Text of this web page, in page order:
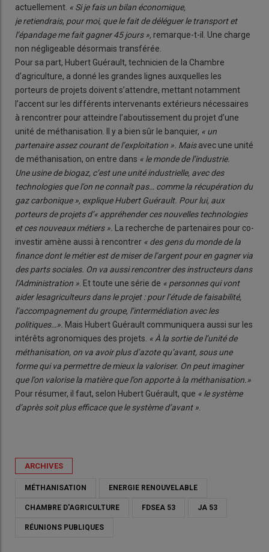
actuellement. « Si je fais un bilan économique,
je retiendrais, pour moi, que le fait de déléguer le transport et
l’épandage me fait gagner 45 jours », remarque-t-il. Une charge
non négligeable désormais transférée.
Pour sa part, Hubert Guérault, technicien de la Chambre
d’agriculture, a donné les grandes lignes auxquelles les
porteurs de projets doivent s’attendre, mettant notamment
l’accent sur les différents intervenants extérieurs nécessaires
à rencontrer pour atteindre l’aboutissement du projet d’une
unité de méthanisation. Il y a bien sûr le banquier, « un
partenaire assez courant de l’exploitation ». Maisavec une unité
de méthanisation, on entre dans « le monde de l’industrie.
Une usine de biogaz, c’est une unité industrielle, avec des
technologies que l’on ne connaît pas… comme la récupération du
gaz carbonique », explique Hubert Guérault. Pour lui, aux
porteurs de projets d’« appréhender ces nouvelles technologies
et ces nouveaux métiers ». La recherche de partenaires pour co-
investir amène aussi à rencontrer « des gens du monde de la
finance dont le métier est de miser de l’argent pour en gagner via
des parts sociales. On va aussi rencontrer des instructeurs dans
l’Administration ». Et toute une série de « personnes qui vont
aider lesagriculteurs dans le projet : pour l’étude de faisabilité,
l’accompagnement du groupe, l’intermédiation avec les
politiques…». Mais Hubert Guérault communiquera aussi sur les
intérêts agronomiques des projets. « À la sortie de l’unité de
méthanisation, on va avoir plus d’azote qu’avant, sous une
forme qui va permettre de mieux la valoriser. On peut imaginer
que l’on valorise la matière que l’on apporte à la méthanisation.»
Pour résumer, il faut, selon Hubert Guérault, que « le système
d’après soit plus efficace que le système d’avant ».
ARCHIVES
MÉTHANISATION ENERGIE RENOUVELABLE
CHAMBRE D'AGRICULTURE FDSEA 53 JA 53
RÉUNIONS PUBLIQUES